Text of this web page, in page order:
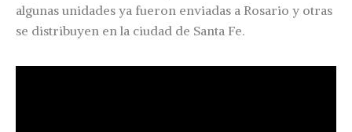
algunas unidades ya fueron enviadas a Rosario y otras
se distribuyen en la ciudad de Santa Fe.